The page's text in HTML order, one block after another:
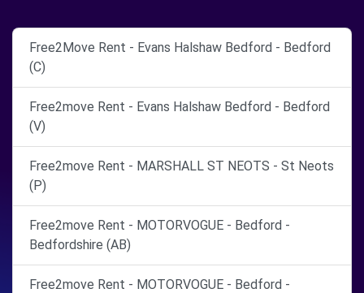
Free2Move Rent - Evans Halshaw Bedford - Bedford
(C)
Free2move Rent - Evans Halshaw Bedford - Bedford
(V)
Free2move Rent - MARSHALL ST NEOTS - St Neots
(P)
Free2move Rent - MOTORVOGUE - Bedford -
Bedfordshire (AB)
Free2move Rent - MOTORVOGUE - Bedford -